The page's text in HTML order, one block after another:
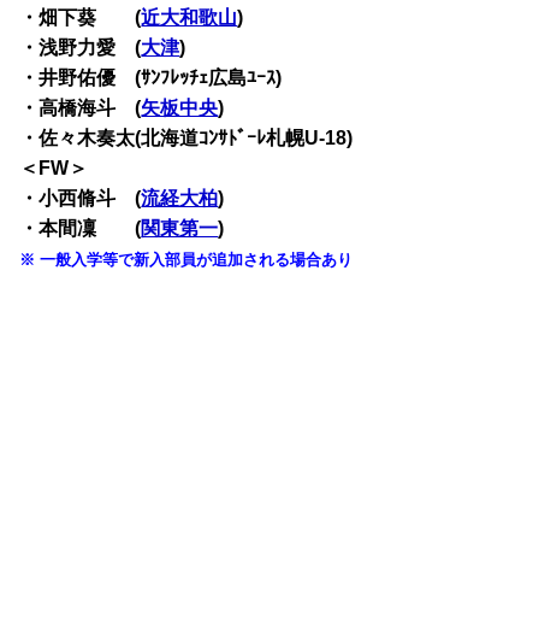
・畑下葵 (近大和歌山)
・浅野力愛 (大津)
・井野佑優 (ｻﾝﾌﾚｯﾁｪ広島ﾕｰｽ)
・高橋海斗 (矢板中央)
・佐々木奏太(北海道ｺﾝｻﾄﾞｰﾚ札幌U-18)
＜FW＞
・小西脩斗 (流経大柏)
・本間凜 (関東第一)
※ 一般入学等で新入部員が追加される場合あり